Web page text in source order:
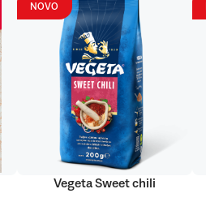
NOVO
Vegeta Sweet chili